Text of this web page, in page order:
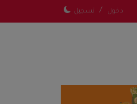
دخول / تسجيل